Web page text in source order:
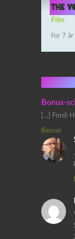
The
Film
For 7 år
Bonus-
[…] Fordi
Besvar